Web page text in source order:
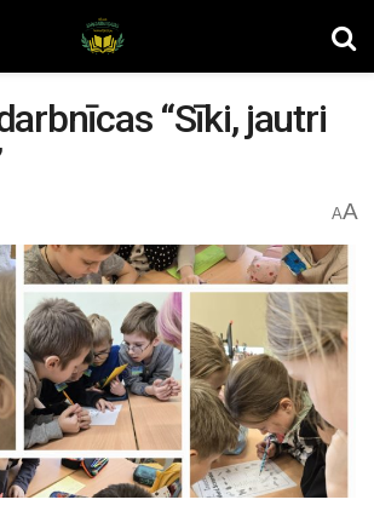
“Sīki, jautri
AA